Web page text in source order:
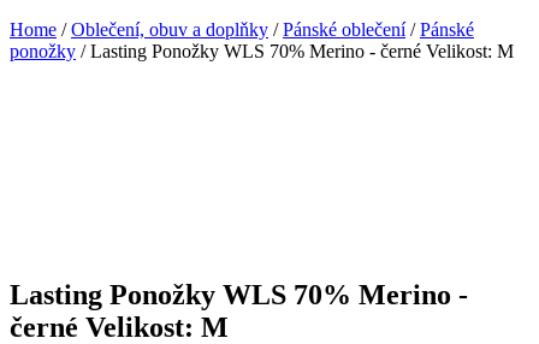
Home /Oblečení, obuv a doplňky /Pánské oblečení/Pánské
ponožky / Lasting Ponožky WLS 70% Merino - černé Velikost: M
Lasting Ponožky WLS 70% Merino -
černé Velikost: M